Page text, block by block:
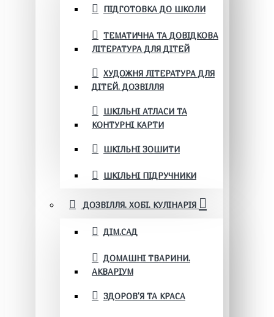
ПІДГОТОВКА ДО ШКОЛИ
ТЕМАТИЧНА ТА ДОВІДКОВА
ЛІТЕРАТУРА ДЛЯ ДІТЕЙ
ХУДОЖНЯ ЛІТЕРАТУРА ДЛЯ
ДІТЕЙ. ДОЗВІЛЛЯ
ШКІЛЬНІ АТЛАСИ ТА
КОНТУРНІ КАРТИ
ШКІЛЬНІ ЗОШИТИ
ШКІЛЬНІ ПІДРУЧНИКИ
ДОЗВІЛЛЯ. ХОБІ. КУЛІНАРІЯ
ДІМ.САД
ДОМАШНІ ТВАРИНИ.
АКВАРІУМ
ЗДОРОВ'Я ТА КРАСА